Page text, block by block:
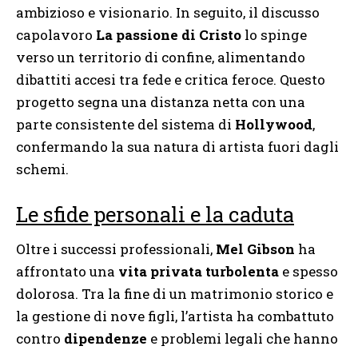
ambizioso e visionario. In seguito, il discusso
capolavoro La passione di Cristo lo spinge
verso un territorio di confine, alimentando
dibattiti accesi tra fede e critica feroce. Questo
progetto segna una distanza netta con una
parte consistente del sistema di Hollywood,
confermando la sua natura di artista fuori dagli
schemi.
Le sfide personali e la caduta
Oltre i successi professionali, Mel Gibson ha
affrontato una vita privata turbolenta e spesso
dolorosa. Tra la fine di un matrimonio storico e
la gestione di nove figli, l’artista ha combattuto
contro dipendenze e problemi legali che hanno